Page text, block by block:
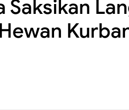
Saksikan